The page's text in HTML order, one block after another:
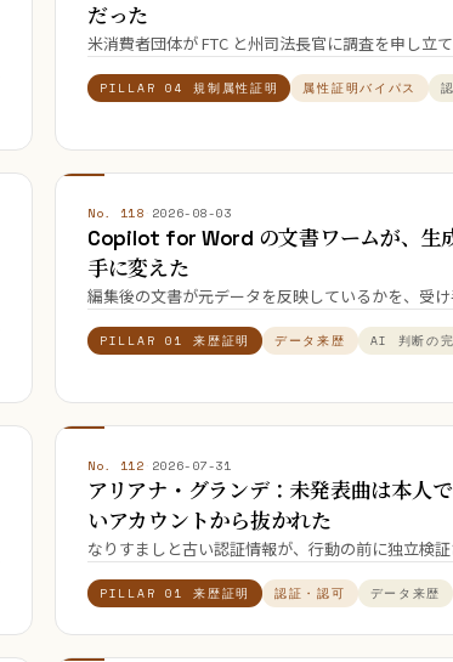
だった
米消費者団体が FTC と州司法長官に調査を申し立て
PILLAR 04 規制属性証明 属性証明バイパス
No. 118 2026-08-03
Copilot for Word の文書ワームが、生
手に変えた
編集後の文書が元データを反映しているかを、受
PILLAR 01 来歴証明 データ来歴 AI 判断の
No. 112 2026-07-31
アリアナ・グランデ：未発表曲は本人
いアカウントから抜かれた
なりすましと古い認証情報が、行動の前に独立検
PILLAR 01 来歴証明 認証・認可 データ来歴